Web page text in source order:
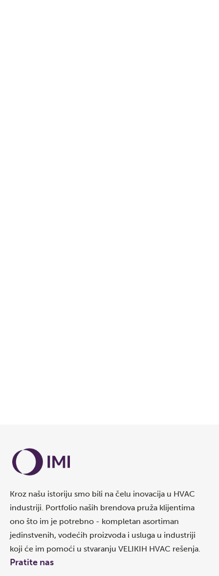
Kroz našu istoriju smo bili na čelu inovacija u HVAC
industriji. Portfolio naših brendova pruža klijentima
ono što im je potrebno - kompletan asortiman
jedinstvenih, vodećih proizvoda i usluga u industriji
koji će im pomoći u stvaranju VELIKIH HVAC rešenja.
Pratite nas